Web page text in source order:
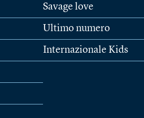
Savage love
Ultimo numero
Internazionale Kids